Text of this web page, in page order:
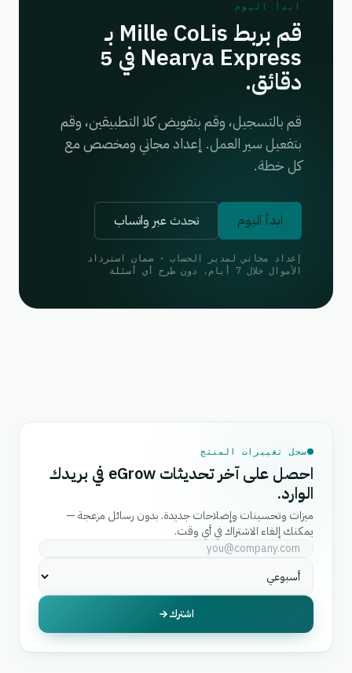
ابدأ اليوم
قم بربط Mille CoLis بـ
Nearya Express في 5
دقائق.
قم بالتسجيل، وقم بتفويض كلا التطبيقين، وقم
بتفعيل سير العمل. إعداد مجاني ومخصص مع
كل خطة.
ابدأ اليوم تحدث عبر واتساب
إعداد مجاني لمدير الحساب · ضمان استرداد
الأموال خلال 7 أيام، دون طرح أي أسئلة
سجل تغييرات المنتج
احصل على آخر تحديثات eGrow في بريدك
الوارد.
ميزات وتحسينات وإصلاحات جديدة. بدون رسائل مزعجة —
يمكنك إلغاء الاشتراك في أي وقت.
اشترك